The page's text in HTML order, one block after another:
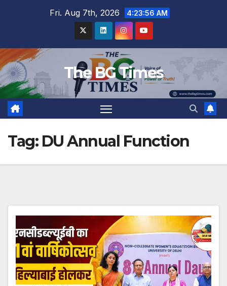
Fri. Aug 7th, 2026 4:23:57 AM
The BG Times
Tag: DU Annual Function